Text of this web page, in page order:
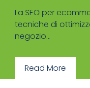
La SEO per
tecniche di
negozio...
Read More